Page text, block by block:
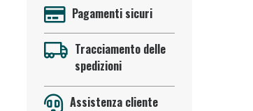
Pagamenti sicuri
Tracciamento delle
spedizioni
Assistenza cliente